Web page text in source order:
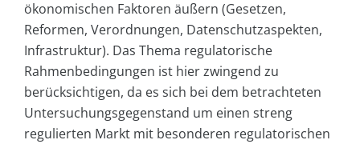
ökonomischen Faktoren äußern (Gesetzen,
Reformen, Verordnungen, Datenschutzaspekten,
Infrastruktur). Das Thema regulatorische
Rahmenbedingungen ist hier zwingend zu
berücksichtigen, da es sich bei dem betrachteten
Untersuchungsgegenstand um einen streng
regulierten Markt mit besonderen regulatorischen